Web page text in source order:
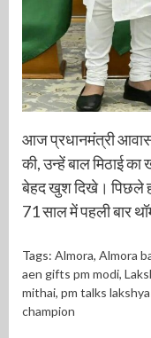
आज प्रधानमंत्री आवास
की, उन्हें बाल मिठाई
बेहद खुश दिखे। पिछले
71 साल में पहली बार
Tags: Almora, Almora
aen gifts pm modi,
mithai, pm talks
champion